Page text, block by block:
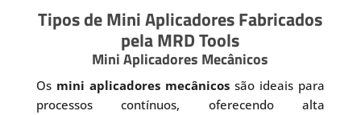
Tipos de Mini Aplicadores Fabricados
pela MRD Tools
Mini Aplicadores Mecânicos
Os mini aplicadores mecânicos são ideais para
processos contínuos, oferecendo alta